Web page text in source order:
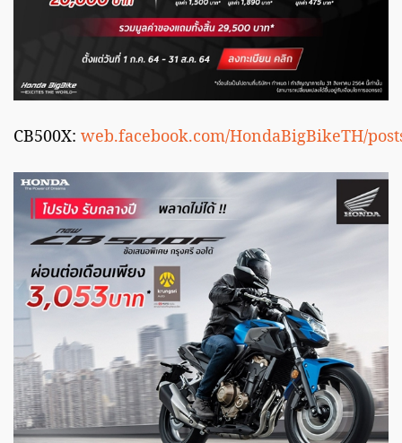
CB500X: web.facebook.com/HondaBigBikeTH/